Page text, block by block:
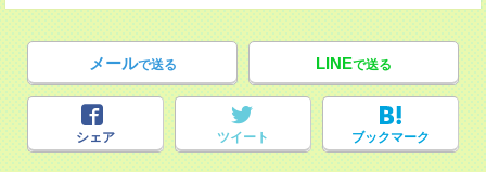
メールで送る LINEで送る
シェア ツイート ブックマーク